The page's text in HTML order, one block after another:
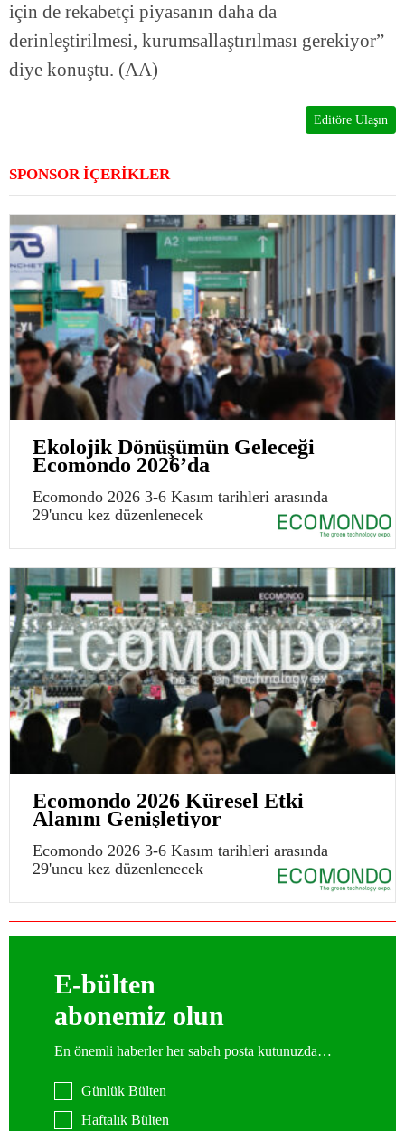
için de rekabetçi piyasanın daha da
derinleştirilmesi, kurumsallaştırılması gerekiyor”
diye konuştu. (AA)
Editöre Ulaşın
SPONSOR İÇERİKLER
Ekolojik Dönüşümün Geleceği
Ecomondo 2026’da
Ecomondo 2026 3-6 Kasım tarihleri arasında
29'uncu kez düzenlenecek
Ecomondo 2026 Küresel Etki
Alanını Genişletiyor
Ecomondo 2026 3-6 Kasım tarihleri arasında
29'uncu kez düzenlenecek
E-bülten
abonemiz olun
En önemli haberler her sabah posta kutunuzda…
Günlük Bülten
Haftalık Bülten